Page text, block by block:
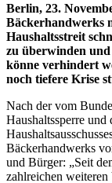
Berlin, 23.
Bäckerhandwerks
Haushaltsstreit
zu überwinden
könne verhindert
noch tiefere Krise
Nach der vom
Haushaltssperre und
Bäckerhandwerks
und Bürger: „Seit
zahlreichen